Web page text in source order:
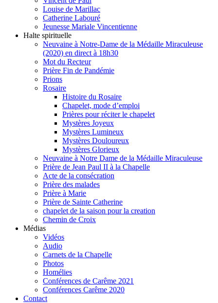
Louise de Marillac
Catherine Labouré
Jeunesse Mariale Vincentienne
Halte spirituelle
Neuvaine à Notre-Dame de la Médaille Miraculeuse
(2020) en direct à 18h30
Mot du Recteur
Prière Fin de Pandémie
Prions
Rosaire
Histoire du Rosaire
Chapelet, mode d’emploi
Prières pour réciter le chapelet
Mystères Joyeux
Mystères Lumineux
Mystères Douloureux
Mystères Glorieux
Neuvaine à Notre Dame de la Médaille Miraculeuse
Prière de Jean Paul II à la Chapelle
Acte de la consécration
Prière des malades
Prière à Marie
Prière de Sainte Catherine
chapelet de la saison pour la creation
Chemin de Croix
Médias
Vidéos
Audio
Carnets de la Chapelle
Photos
Homélies
Conférences de Carême 2021
Conférences Carême 2020
Contact